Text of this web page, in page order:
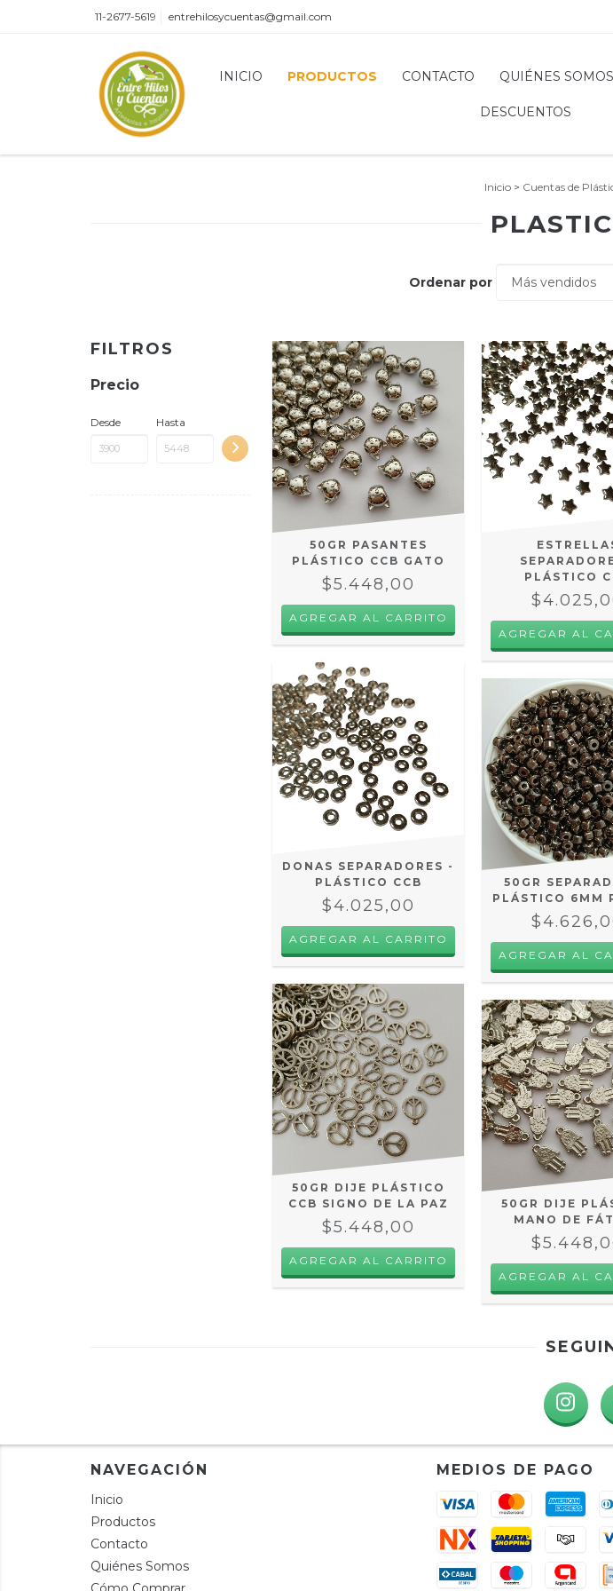
11-2677-5619 entrehilosycuentas@gmail.com
INICIO PRODUCTOS CONTACTO QUIÉNES SOMOS
DESCUENTOS
Inicio > Cuentas de
Ordenar por
FILTROS
Precio
Desde Hasta
50GR PASANTES
PLÁSTICO CCB GATO
$5.448,00
PLÁSTICO
DONAS SEPARADORES -
PLÁSTICO CCB
$4.025,00
50GR
PLÁSTICO 6MM
50GR DIJE PLÁSTICO
CCB SIGNO DE LA PAZ
$5.448,00
50GR DIJE
MANO DE
NAVEGACIÓN
Inicio
Productos
Contacto
Quiénes Somos
MEDIOS DE PAGO